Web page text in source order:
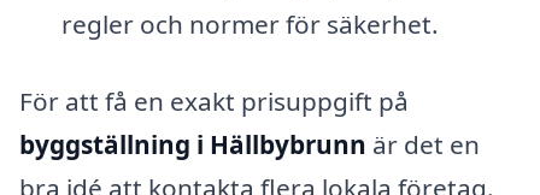
regler och normer för säkerhet.
För att få en exakt prisuppgift på
byggställning i Hällbybrunn är det en
bra idé att kontakta flera lokala företag.